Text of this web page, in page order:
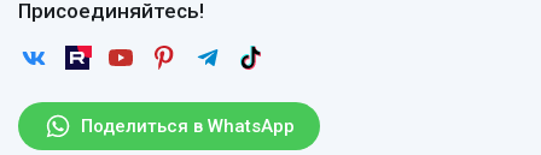
Поделиться в WhatsApp
Присоединяйтесь!
Статьи
Рассылка
Возврат
Пользовательское соглашение
Защита персональных данных
Правила продажи товаров (Постановление Правительства